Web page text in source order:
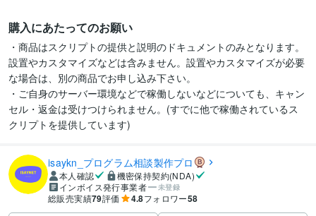
購入にあたってのお願い
・商品はスクリプトの提供と説明のドキュメントのみとなります。
設置やカスタマイズなどは含みません。設置やカスタマイズが必要
な場合は、別の商品でお申し込み下さい。
・ご自身のサーバー環境などで稼働しないなどについても、キャン
セル・返金は受けつけられません。(すでに他で稼働されているス
クリプトを提供しています)
isaykn_プログラム相談製作プロ
本人確認
機密保持契約(NDA)
インボイス発行事業者
未登録
総販売実績79評価 4.8フォロワー58